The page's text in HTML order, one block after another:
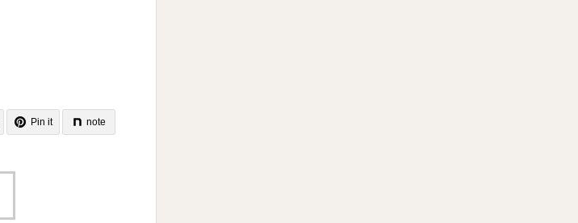
Pin it note